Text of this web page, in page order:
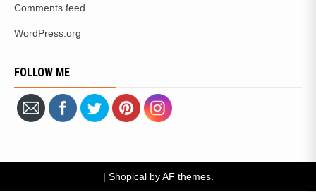
Comments feed
WordPress.org
FOLLOW ME
| Shopicalby AF themes.